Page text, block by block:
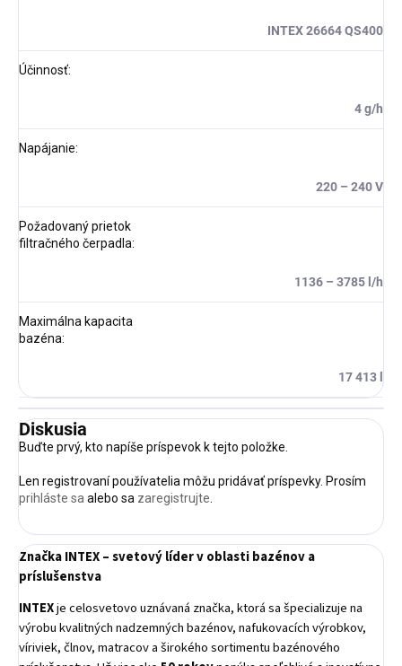
INTEX 26664 QS400
Účinnosť:
4 g/h
Napájanie:
220 – 240 V
Požadovaný prietok
filtračného čerpadla:
1136 – 3785 l/h
Maximálna kapacita
bazéna:
17 413 l
Diskusia
Buďte prvý, kto napíše príspevok k tejto položke.
Len registrovaní používatelia môžu pridávať príspevky. Prosím
prihláste sa alebo sa zaregistrujte
Značka INTEX – svetový líder v oblasti bazénov a
príslušenstva
INTEXje celosvetovo uznávaná značka, ktorá sa špecializuje na
výrobu kvalitných nadzemných bazénov, nafukovacích výrobkov,
víriviek, člnov, matracov a širokého sortimentu bazénového